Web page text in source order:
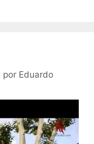
por Eduardo